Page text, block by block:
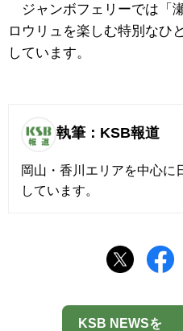
ジャンボフェリーでは「
ロウリュを楽しむ特別なひ
しています。
執筆：KSB報道
岡山・香川エリアを中心に
しています。
KSB NEWSを